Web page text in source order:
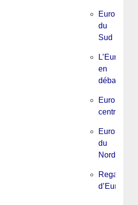
Europe
du
Sud
L’Europe
en
débats
Europe
centrale
Europe
du
Nord
Regards
d’Europe